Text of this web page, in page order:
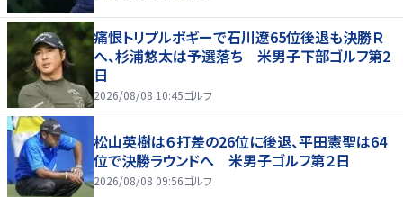
痛恨トリプルボギーで石川遼65位後退も決勝Ｒ
へ、杉浦悠太は予選落ち 米男子下部ゴルフ第2
日
2026/08/08 10:45ゴルフ
松山英樹は６打差の26位に後退、平田憲聖は64
位で決勝ラウンドへ 米男子ゴルフ第２日
2026/08/08 09:56ゴルフ